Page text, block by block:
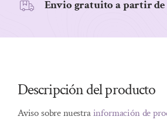
Envio gratuito a partir de
Descripción del producto
Aviso sobre nuestrainformación de